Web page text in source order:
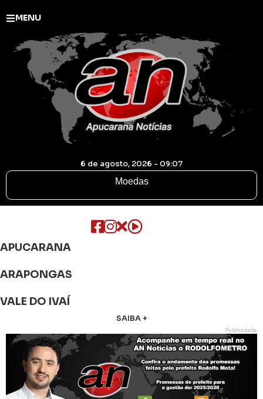
MENU
6 de agosto, 2026 - 09:07
Moedas
APUCARANA
ARAPONGAS
VALE DO IVAÍ
SAIBA +
Publicidade